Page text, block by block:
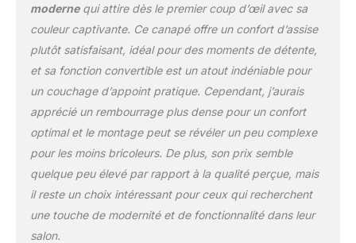
modernequi attire dès le premier coup d’œil avec sa
couleur captivante. Ce canapé offre un confort d’assise
plutôt satisfaisant, idéal pour des moments de détente,
et sa fonction convertible est un atout indéniable pour
un couchage d’appoint pratique. Cependant, j’aurais
apprécié un rembourrage plus dense pour un confort
optimal et le montage peut se révéler un peu complexe
pour les moins bricoleurs. De plus, son prix semble
quelque peu élevé par rapport à la qualité perçue, mais
il reste un choix intéressant pour ceux qui recherchent
une touche de modernité et de fonctionnalité dans leur
salon.